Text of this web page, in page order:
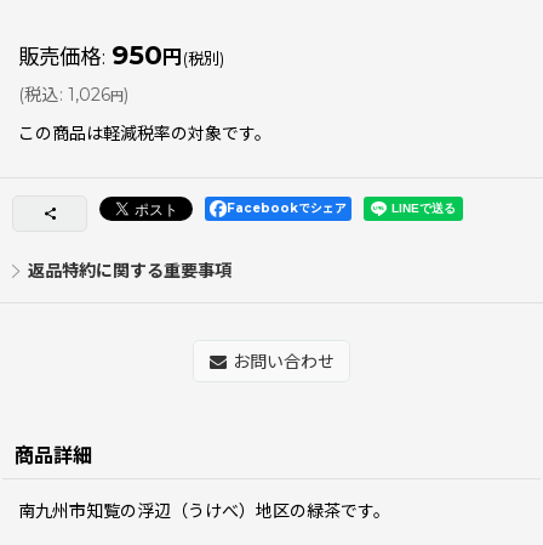
販売価格: 950円(税別)
(税込: 1,026円)
この商品は軽減税率の対象です。
Facebookでシェア
返品特約に関する重要事項
お問い合わせ
商品詳細
南九州市知覧の浮辺（うけべ）地区の緑茶です。